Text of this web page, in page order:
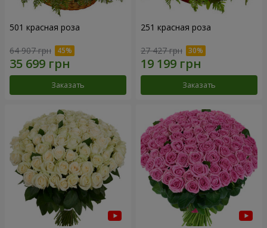
501 красная роза
64 907 грн
Заказать
251 красная роза
27 427 грн
Заказать